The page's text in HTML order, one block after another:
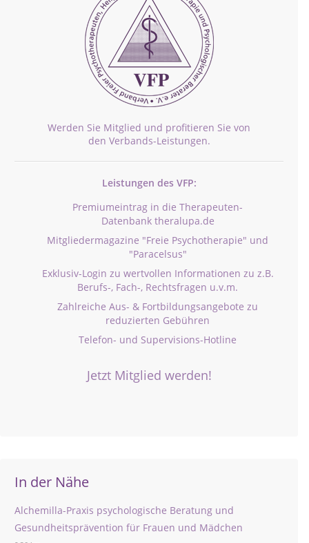
Werden Sie Mitglied und profitieren Sie von
den Verbands-Leistungen.
Leistungen des VFP:
Premiumeintrag in die Therapeuten-
Datenbank theralupa.de
Mitgliedermagazine "Freie Psychotherapie" und
"Paracelsus"
Exklusiv-Login zu wertvollen Informationen zu z.B.
Berufs-, Fach-, Rechtsfragen u.v.m.
Zahlreiche Aus- & Fortbildungsangebote zu
reduzierten Gebühren
Telefon- und Supervisions-Hotline
Jetzt Mitglied werden!
In der Nähe
Alchemilla-Praxis psychologische Beratung und
Gesundheitsprävention für Frauen und Mädchen